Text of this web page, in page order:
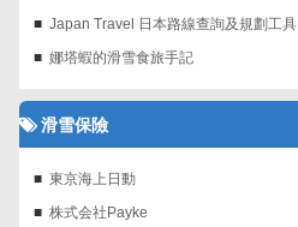
Japan Travel 日本路線查詢及規劃工具
娜塔蝦的滑雪食旅手記
滑雪保險
東京海上日動
株式会社Payke